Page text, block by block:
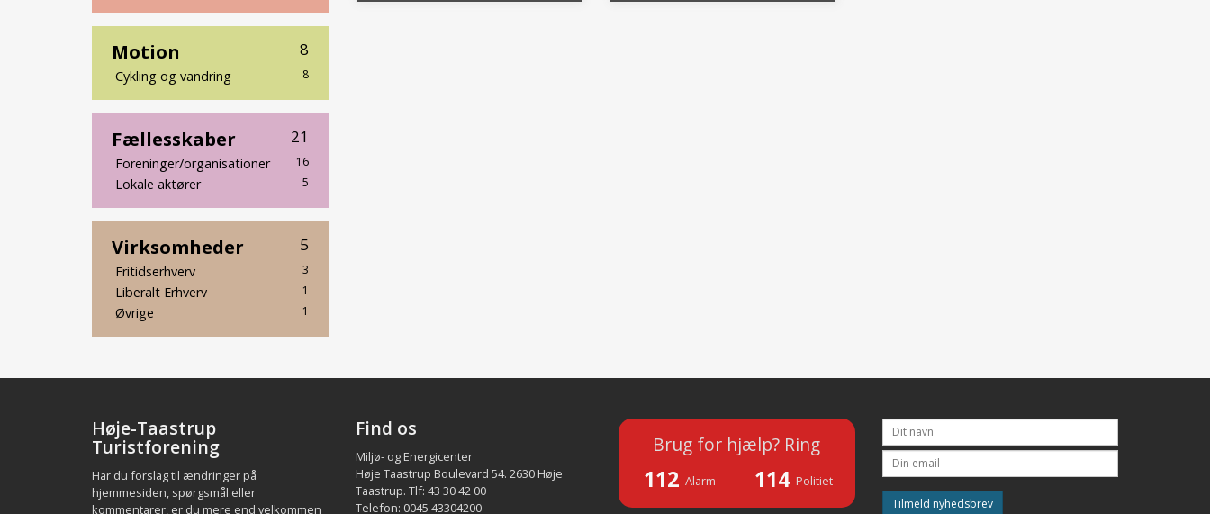
8
Motion
8
Cykling og vandring
21
Fællesskaber
16
Foreninger/organisationer
5
Lokale aktører
5
Virksomheder
3
Fritidserhverv
1
Liberalt Erhverv
1
Øvrige
Høje-Taastrup
Turistforening
Har du forslag til ændringer på
hjemmesiden, spørgsmål eller
kommentarer, er du mere end velkommen
Find os
Miljø- og Energicenter
Høje Taastrup Boulevard 54. 2630 Høje
Taastrup. Tlf: 43 30 42 00
Telefon: 0045 43304200
Brug for hjælp? Ring
112 Alarm 114 Politiet
Tilmeld nyhedsbrev